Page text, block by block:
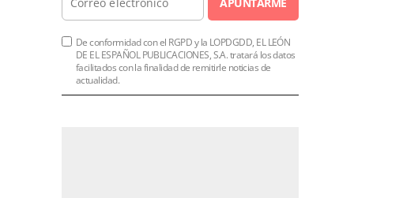
De conformidad con el RGPD y la LOPDGDD, EL LEÓN
DE EL ESPAÑOL PUBLICACIONES, S.A. tratará los datos
facilitados con la finalidad de remitirle noticias de
actualidad.